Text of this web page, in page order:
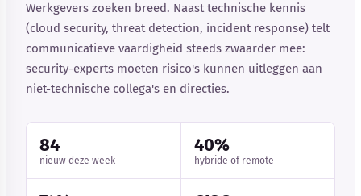
Werkgevers zoeken breed. Naast technische kennis
(cloud security, threat detection, incident response) telt
communicatieve vaardigheid steeds zwaarder mee:
security-experts moeten risico's kunnen uitleggen aan
niet-technische collega's en directies.
84
nieuw deze week
40%
hybride of remote